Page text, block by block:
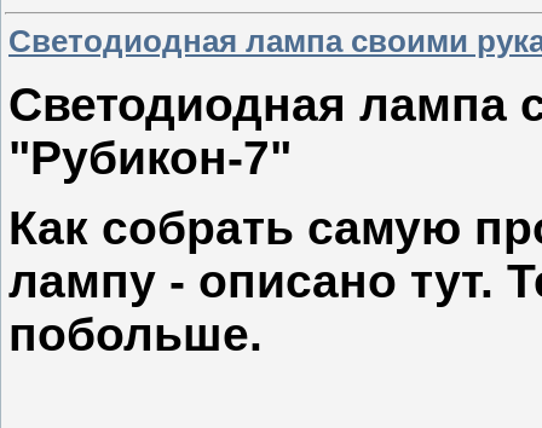
Светодиодная лампа своими
Светодиодная лампа
"Рубикон-7"
Как собрать самую
лампу - описано тут.
побольше.